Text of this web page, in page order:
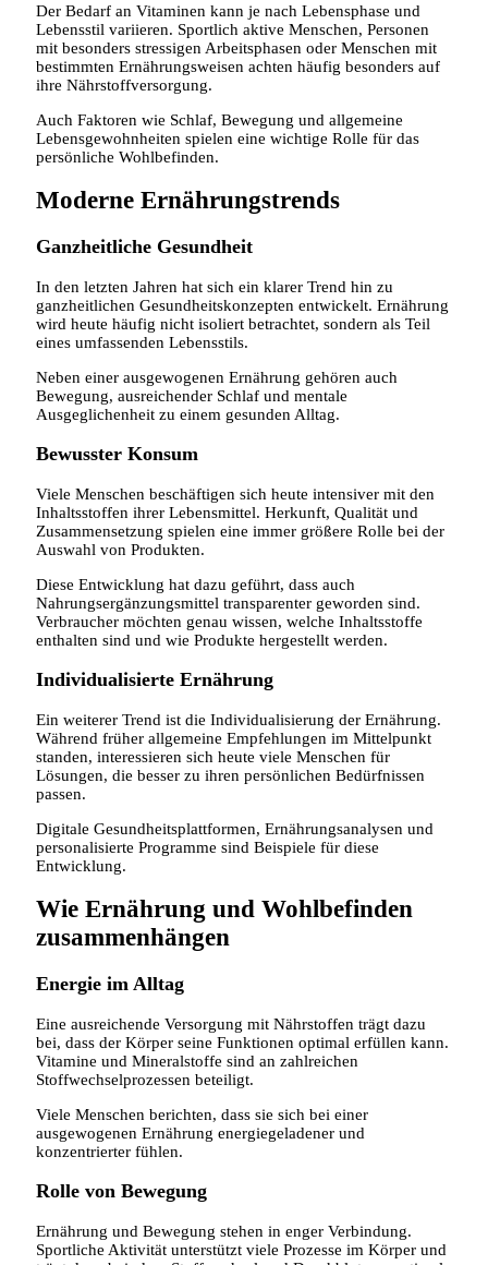
Der Bedarf an Vitaminen kann je nach Lebensphase und
Lebensstil variieren. Sportlich aktive Menschen, Personen
mit besonders stressigen Arbeitsphasen oder Menschen mit
bestimmten Ernährungsweisen achten häufig besonders auf
ihre Nährstoffversorgung.
Auch Faktoren wie Schlaf, Bewegung und allgemeine
Lebensgewohnheiten spielen eine wichtige Rolle für das
persönliche Wohlbefinden.
Moderne Ernährungstrends
Ganzheitliche Gesundheit
In den letzten Jahren hat sich ein klarer Trend hin zu
ganzheitlichen Gesundheitskonzepten entwickelt. Ernährung
wird heute häufig nicht isoliert betrachtet, sondern als Teil
eines umfassenden Lebensstils.
Neben einer ausgewogenen Ernährung gehören auch
Bewegung, ausreichender Schlaf und mentale
Ausgeglichenheit zu einem gesunden Alltag.
Bewusster Konsum
Viele Menschen beschäftigen sich heute intensiver mit den
Inhaltsstoffen ihrer Lebensmittel. Herkunft, Qualität und
Zusammensetzung spielen eine immer größere Rolle bei der
Auswahl von Produkten.
Diese Entwicklung hat dazu geführt, dass auch
Nahrungsergänzungsmittel transparenter geworden sind.
Verbraucher möchten genau wissen, welche Inhaltsstoffe
enthalten sind und wie Produkte hergestellt werden.
Individualisierte Ernährung
Ein weiterer Trend ist die Individualisierung der Ernährung.
Während früher allgemeine Empfehlungen im Mittelpunkt
standen, interessieren sich heute viele Menschen für
Lösungen, die besser zu ihren persönlichen Bedürfnissen
passen.
Digitale Gesundheitsplattformen, Ernährungsanalysen und
personalisierte Programme sind Beispiele für diese
Entwicklung.
Wie Ernährung und Wohlbefinden
zusammenhängen
Energie im Alltag
Eine ausreichende Versorgung mit Nährstoffen trägt dazu
bei, dass der Körper seine Funktionen optimal erfüllen kann.
Vitamine und Mineralstoffe sind an zahlreichen
Stoffwechselprozessen beteiligt.
Viele Menschen berichten, dass sie sich bei einer
ausgewogenen Ernährung energiegeladener und
konzentrierter fühlen.
Rolle von Bewegung
Ernährung und Bewegung stehen in enger Verbindung.
Sportliche Aktivität unterstützt viele Prozesse im Körper und